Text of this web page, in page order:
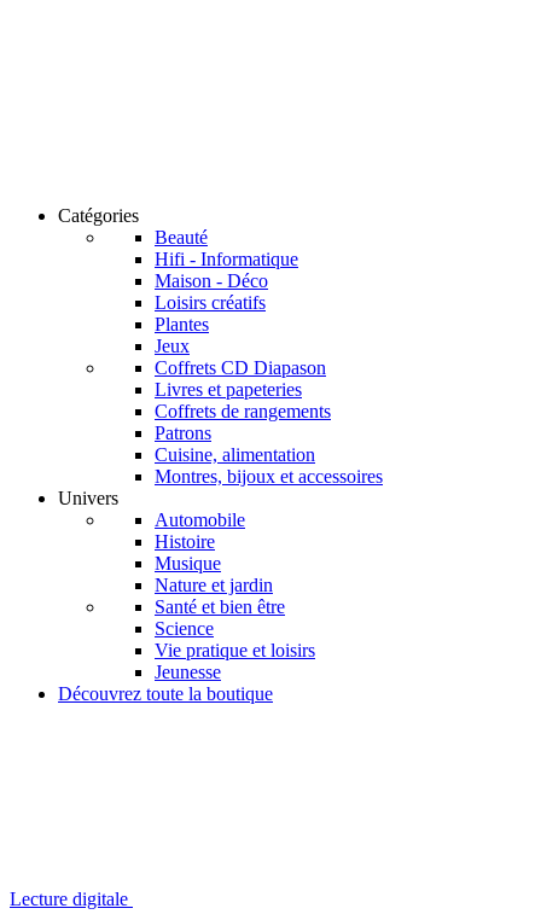
Catégories
Beauté
Hifi - Informatique
Maison - Déco
Loisirs créatifs
Plantes
Jeux
Coffrets CD Diapason
Livres et papeteries
Coffrets de rangements
Patrons
Cuisine, alimentation
Montres, bijoux et accessoires
Univers
Automobile
Histoire
Musique
Nature et jardin
Santé et bien être
Science
Vie pratique et loisirs
Jeunesse
Découvrez toute la boutique
Lecture digitale